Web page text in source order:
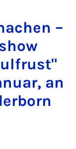
–
an